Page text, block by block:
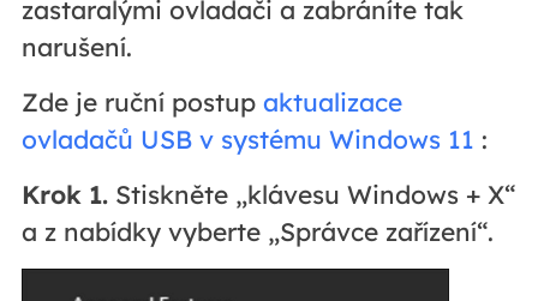
zastaralými ovladači a zabráníte tak
narušení.
Zde je ruční postup aktualizace
ovladačů USB v systému Windows 11 :
Krok 1.Stiskněte „klávesu Windows + X“
a z nabídky vyberte „Správce zařízení“.